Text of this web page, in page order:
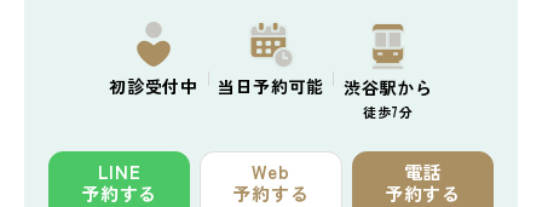
初診受付中 当日予約可能 渋谷駅から
徒歩7分
LINE
予約する
Web
予約する
電話
予約する